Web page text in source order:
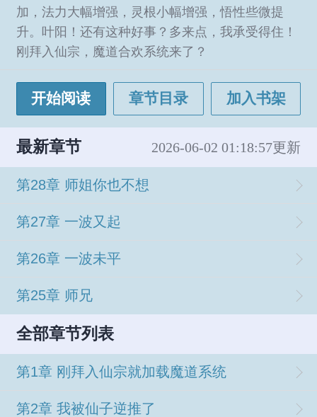
加，法力大幅增强，灵根小幅增强，悟性些微提
升。叶阳！还有这种好事？多来点，我承受得住！
刚拜入仙宗，魔道合欢系统来了？
开始阅读 章节目录 加入书架
最新章节 2026-06-02 01:18:57更新
第28章 师姐你也不想
第27章 一波又起
第26章 一波未平
第25章 师兄
全部章节列表
第1章 刚拜入仙宗就加载魔道系统
第2章 我被仙子逆推了